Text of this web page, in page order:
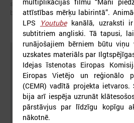
starptautiskai pašvaldību sadarbības
balva 2026”.
multiplikācijas filmu “Mani
attīstības mērķu labirintā”.
LPS
Youtubekanālā, uzraksti
subtitriem angliski. Tā tapusi,
runājošajiem bērniem būtu viņu
uzskates materiāls par
Idejas īstenotas Eiropas
Eiropas Vietējo un reģionālo
(CEMR) vadītā projekta ietvaros.
bija arī iespēja uzrunāt
pārstāvjus par līdzīgu kopīgu
nākotnē.